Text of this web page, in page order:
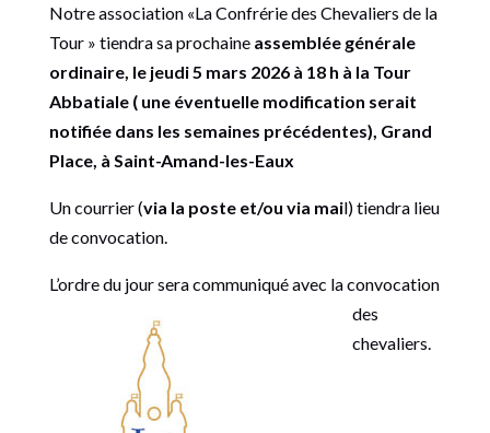
Notre association «La Confrérie des Chevaliers de la
Tour » tiendra sa prochaine assemblée générale
ordinaire, le jeudi 5 mars 2026 à 18 h à la Tour
Abbatiale ( une éventuelle modification serait
notifiée dans les semaines précédentes), Grand
Place, à Saint-Amand-les-Eaux
Un courrier (via la poste et/ou via mail) tiendra lieu
de convocation.
L’ordre du joursera communiqué avec la convocation
des
chevaliers.